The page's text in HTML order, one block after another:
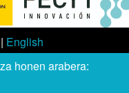
| English
honen arabera: